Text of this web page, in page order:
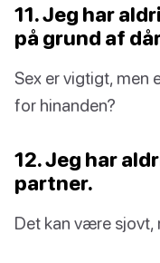
11. Jeg har
på grund af
Sex er vigtigt, men
for hinanden?
12. Jeg har
partner.
Det kan være